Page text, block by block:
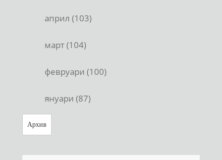
април (103)
март (104)
февруари (100)
януари (87)
Архив